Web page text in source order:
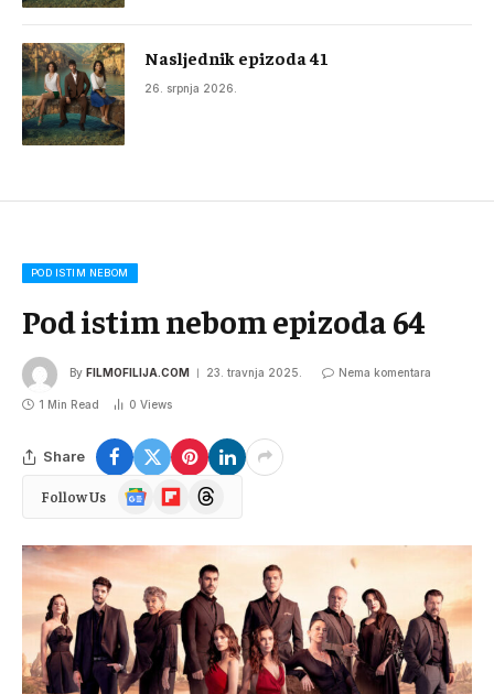
Nasljednik epizoda 41
26. srpnja 2026.
POD ISTIM NEBOM
Pod istim nebom epizoda 64
By FILMOFILIJA.COM 23. travnja 2025. Nema komentara
1 Min Read 0 Views
Share
Follow Us
Google
News
FlipboardThreads